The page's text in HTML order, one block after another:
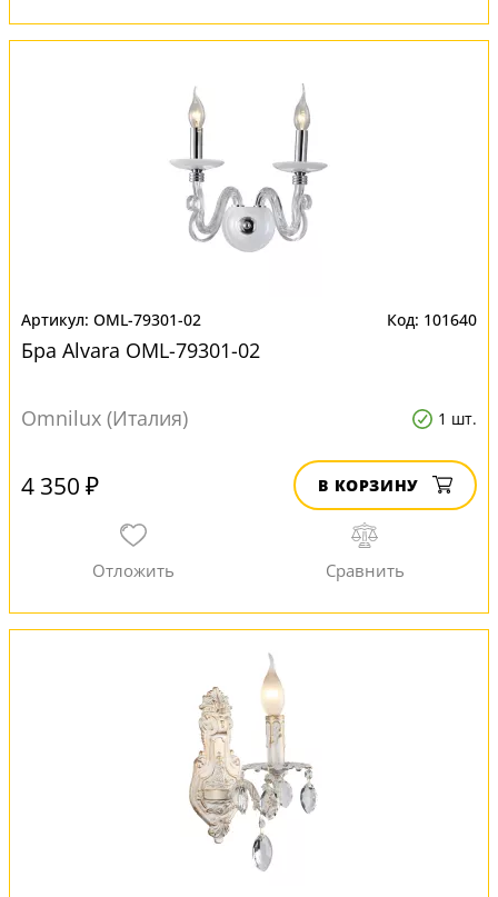
OML-79301-02 101640
Бра Alvara OML-79301-02
Omnilux (Италия) 1 шт.
4 350 ₽ В КОРЗИНУ